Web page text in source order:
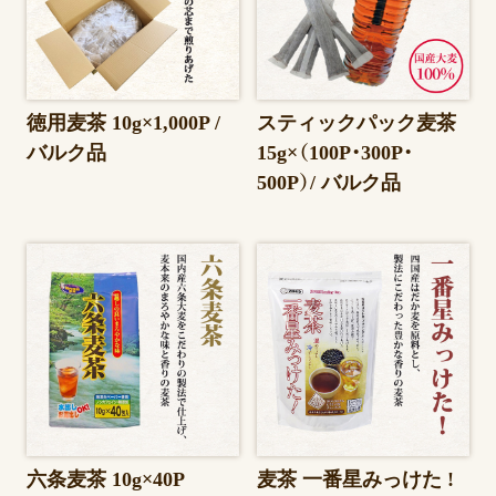
徳用麦茶 10g×1,000P /
バルク品
スティックパック麦茶
15g×（100P・300P・
500P）/ バルク品
六条麦茶 10g×40P
麦茶 一番星みっけた !